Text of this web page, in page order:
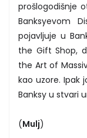
prošlogodišnje
Banksyevom
pojavljuje u
the Gift Shop,
the Art of
kao uzore. Ipak
Banksy u stvari
(Mulj)